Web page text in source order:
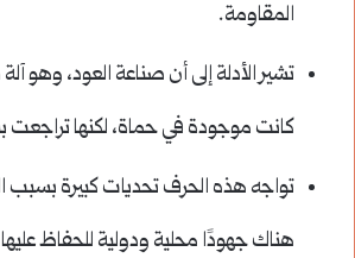
المقاومة.
تشير الأدلة إلى أن صناعة العود، وهو
كانت موجودة في حماة، لكنها تراجعت
تواجه هذه الحرف تحديات كبيرة بسبب
هناك جهودًا محلية ودولية للحفاظ عليها